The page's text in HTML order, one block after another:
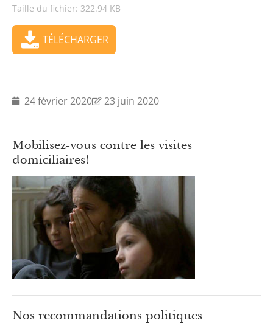
Taille du fichier: 322.94 KB
TÉLÉCHARGER
24 février 2020 23 juin 2020
Mobilisez-vous contre les visites
domiciliaires!
Nos recommandations politiques